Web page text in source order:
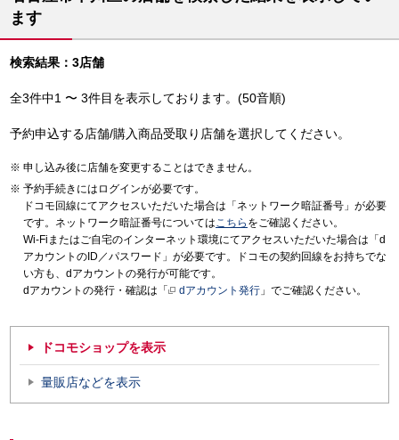
ます
検索結果：3店舗
全3件中1 〜 3件目を表示しております。(50音順)
予約申込する店舗/購入商品受取り店舗を選択してください。
申し込み後に店舗を変更することはできません。
予約手続きにはログインが必要です。
ドコモ回線にてアクセスいただいた場合は「ネットワーク暗証番号」が必要
です。ネットワーク暗証番号についてはこちら をご確認ください。
Wi-Fiまたはご自宅のインターネット環境にてアクセスいただいた場合は「d
アカウントのID／パスワード」が必要です。ドコモの契約回線をお持ちでな
い方も、dアカウントの発行が可能です。
dアカウントの発行・確認は「
dアカウント発行 」でご確認ください。
ドコモショップを表示
量販店などを表示